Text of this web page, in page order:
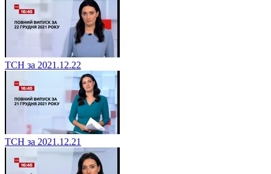
ТСН за 2021.12.22
ТСН за 2021.12.21